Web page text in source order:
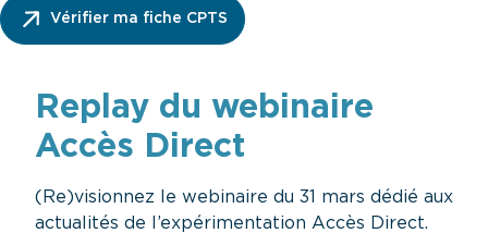
Vérifier ma fiche CPTS
Replay du webinaire
Accès Direct
(Re)visionnez le webinaire du 31 mars dédié aux
actualités de l’expérimentation Accès Direct.